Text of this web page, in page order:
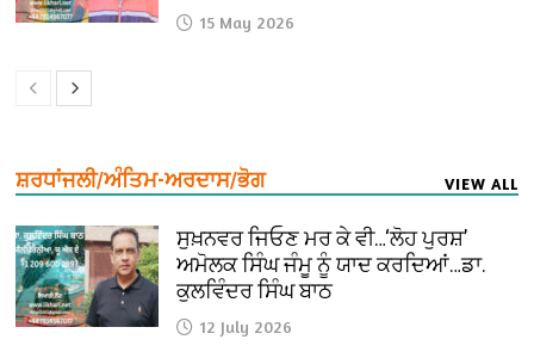
15 May 2026
ਸ਼ਰਧਾਂਜਲੀ/ਅੰਤਿਮ-ਅਰਦਾਸ/ਭੋਗ VIEW ALL
ਸੁਖ਼ਨਵਰ ਜਿਓਣ ਮਰ ਕੇ ਵੀ…‘ਲੋਹ ਪੁਰਸ਼’
ਅਮੋਲਕ ਸਿੰਘ ਜੰਮੂ ਨੂੰ ਯਾਦ ਕਰਦਿਆਂ…ਡਾ.
ਕੁਲਵਿੰਦਰ ਸਿੰਘ ਬਾਠ
12 July 2026